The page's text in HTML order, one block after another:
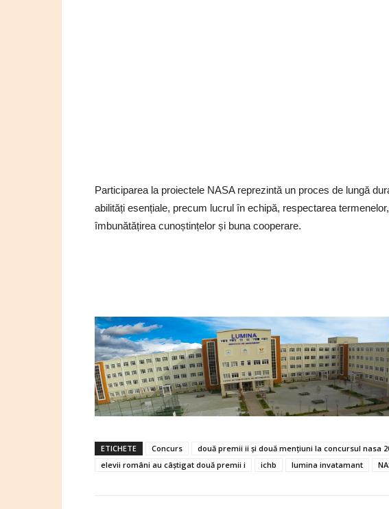
Participarea la proiectele NASA reprezintă un proces de lungă
abilități esențiale, precum lucrul în echipă, respectarea
îmbunătățirea cunoștințelor și buna cooperare.
ETICHETE Concurs două premii ii și două mențiuni la concursul nasa
elevii români au câștigat două premii i
ichb lumina invatamant